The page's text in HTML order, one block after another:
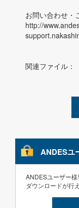
お問い合わせ・
http://
関連ファイル：
ANDESユ
ANDESユーザー
ダウンロードが行